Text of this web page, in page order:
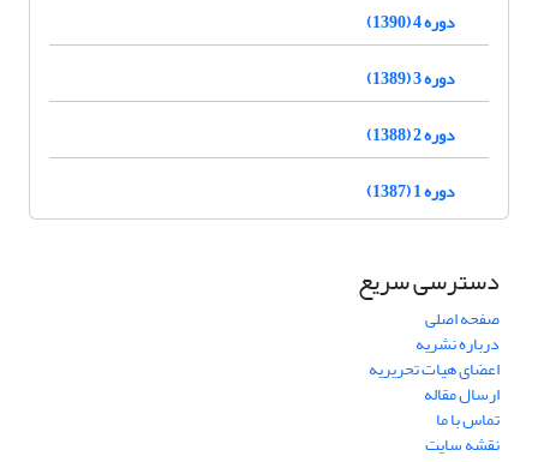
دوره 4 (1390)
دوره 3 (1389)
دوره 2 (1388)
دوره 1 (1387)
دسترسی سریع
صفحه اصلی
درباره نشریه
اعضای هیات تحریریه
ارسال مقاله
تماس با ما
نقشه سایت